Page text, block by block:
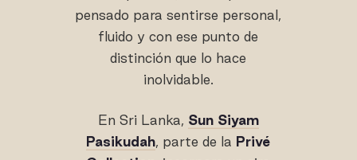
pensado para sentirse personal,
fluido y con ese punto de
distinción que lo hace
inolvidable.
En Sri Lanka, Sun Siyam
Pasikudah, parte de la Privé